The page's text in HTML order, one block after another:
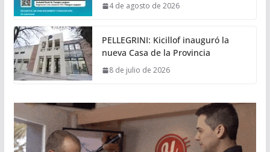
4 de agosto de 2026
PELLEGRINI: Kicillof inauguró la
nueva Casa de la Provincia
8 de julio de 2026